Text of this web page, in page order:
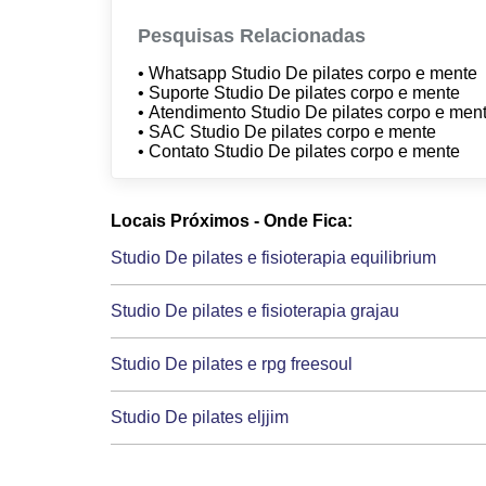
Pesquisas Relacionadas
• Whatsapp Studio De pilates corpo e mente
• Suporte Studio De pilates corpo e mente
• Atendimento Studio De pilates corpo e
• SAC Studio De pilates corpo e mente
• Contato Studio De pilates corpo e mente
Locais Próximos - Onde Fica:
Studio De pilates e fisioterapia equilibrium
Studio De pilates e fisioterapia grajau
Studio De pilates e rpg freesoul
Studio De pilates eljjim